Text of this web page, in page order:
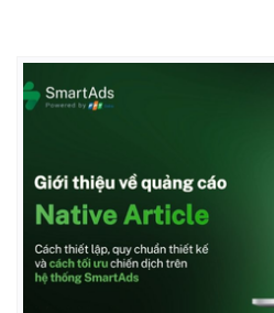
Quan sát
Cuộc sống đó đây